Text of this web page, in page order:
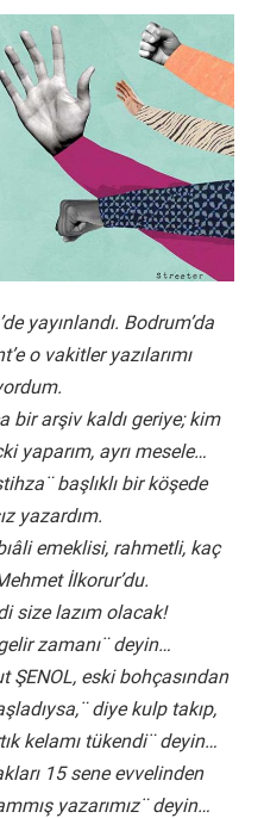
yayınlandı. Bodrum’da
o vakitler yazılarımı
bir arşiv kaldı geriye; kim
yaparım, ayrı mesele…
başlıklı bir köşede
yazardım.
emeklisi, rahmetli, kaç
İlkorur’du.
size lazım olacak!
zamanı¨ deyin…
ŞENOL, eski bohçasından
diye kulp takıp,
kelamı tükendi¨ deyin…
15 sene evvelinden
yazarımız¨ deyin…